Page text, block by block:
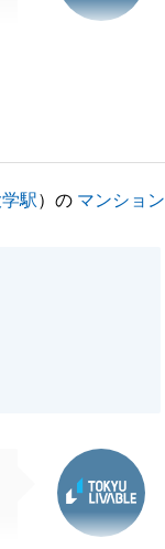
駅）の マンション